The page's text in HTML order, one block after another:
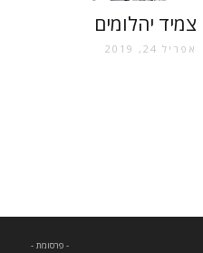
צמיד יהלומים
אפריל 24, 2019
- פרסומת -